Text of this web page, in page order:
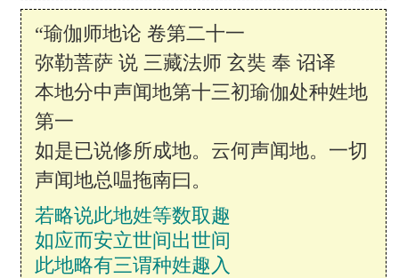
“瑜伽师地论 卷第二十一
弥勒菩萨 说 三藏法师 玄奘 奉 诏译
本地分中声闻地第十三初瑜伽处种姓地
第一
如是已说修所成地。云何声闻地。一切
声闻地总嗢拖南曰。
若略说此地姓等数取趣
如应而安立世间出世间
此地略有三谓种姓趣入